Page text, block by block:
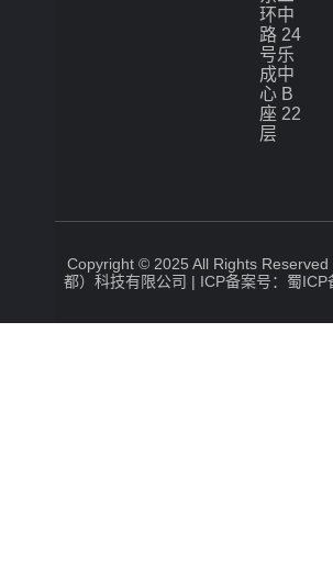
环中
路 24
号乐
成中
心 B
座 22
层
Copyright © 2025 All Rights Reserved
都）科技有限公司 | ICP备案号：蜀